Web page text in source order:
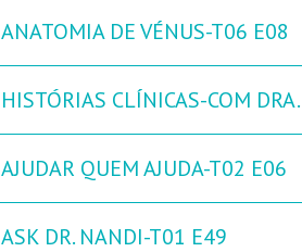
ANATOMIA DE VÉNUS-T06 E08
HISTÓRIAS CLÍNICAS-COM
AJUDAR QUEM AJUDA-T02 E06
ASK DR. NANDI-T01 E49